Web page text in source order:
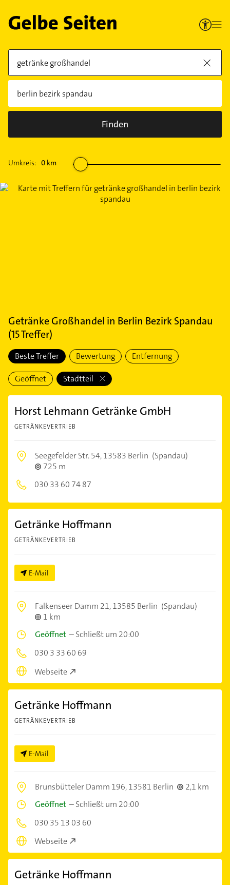
Finden
Umkreis: 0 km
Getränke Großhandel in Berlin Bezirk Spandau
(15Treffer)
Beste Treffer Bewertung Entfernung
Geöffnet Stadtteil
Horst Lehmann Getränke GmbH
GETRÄNKEVERTRIEB
Seegefelder Str. 54,13583 Berlin (Spandau)
725 m
030 33 60 74 87
Getränke Hoffmann
GETRÄNKEVERTRIEB
E-Mail
Falkenseer Damm 21,13585 Berlin (Spandau)
1 km
Geöffnet –Schließt um 20:00
030 3 33 60 69
Webseite
Getränke Hoffmann
GETRÄNKEVERTRIEB
E-Mail
Brunsbütteler Damm 196,13581 Berlin
2,1 km
Geöffnet –Schließt um 20:00
030 35 13 03 60
Webseite
Getränke Hoffmann